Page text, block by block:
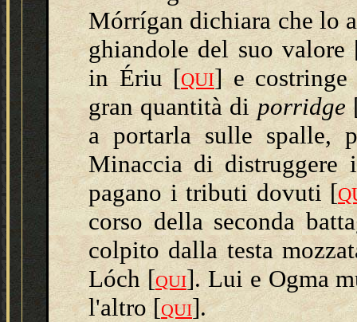
Mórrígan dichiara che lo
ghiandole del suo valore
in Ériu [QUI] e
gran quantità di porridge
a portarla sulle spalle,
Minaccia di
pagano i tributi dovuti [
corso della seconda
colpito dalla testa
Lóch [QUI].Lui e Ogma
l'altro[QUI].